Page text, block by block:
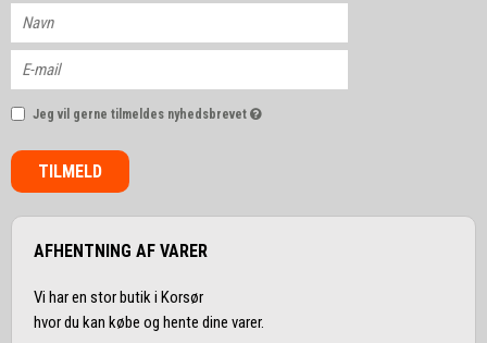
Jeg vil gerne tilmeldes nyhedsbrevet
TILMELD
AFHENTNING AF VARER
Vi har en stor butik i Korsør
hvor du kan købe og hente dine varer.